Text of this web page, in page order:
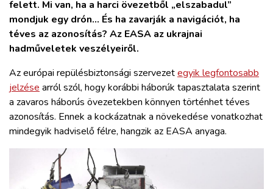
BELÉPÉS
REGISZTRÁCIÓ
felett. Mi van, ha a harci övezetből „elszabadul”
mondjuk egy drón... És ha zavarják a navigációt, ha
téves az azonosítás? Az EASA az ukrajnai
hadműveletek veszélyeiről.
Az európai repülésbiztonsági szervezetegyik legfontosabb
jelzése arról szól, hogy korábbi háborúk tapasztalata szerint
a zavaros háborús övezetekben könnyen történhet téves
azonosítás. Ennek a kockázatnak a növekedése vonatkozhat
mindegyik hadviselő félre, hangzik az EASA anyaga.